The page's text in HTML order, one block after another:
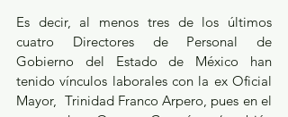
Es decir, al menos tres de los últimos
cuatro Directores de Personal de
Gobierno del Estado de México han
tenido vínculos laborales con la ex Oficial
Mayor,  Trinidad Franco Arpero, pues en el